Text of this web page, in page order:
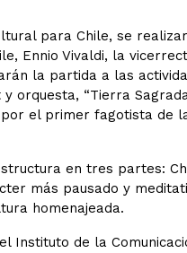
para Chile, se
Ennio Vivaldi, la
la partida a las
orquesta, “Tierra
el primer fagotista de
en tres partes:
más pausado y
homenajeada.
Instituto de la